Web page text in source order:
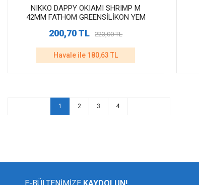
NIKKO DAPPY OKIAMI SHRIMP M
42MM FATHOM GREENSİLİKON YEM
200,70 TL 223,00 TL
Havale ile 180,63 TL
1 2 3 4
E-BÜLTENİMİZE KAYDOLUN!